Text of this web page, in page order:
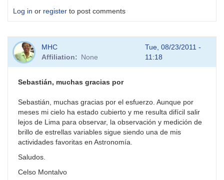
Log in or register to post comments
MHC
Affiliation
None
Tue, 08/23/2011 -
11:18
Sebastián, muchas gracias por
Sebastián, muchas gracias por el esfuerzo. Aunque por
meses mi cielo ha estado cubierto y me resulta difícil salir
lejos de Lima para observar, la observación y medición de
brillo de estrellas variables sigue siendo una de mis
actividades favoritas en Astronomía.
Saludos.
Celso Montalvo